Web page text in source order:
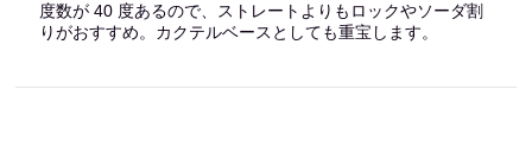
度数が 40 度あるので、ストレートよりもロックやソーダ割
りがおすすめ。カクテルベースとしても重宝します。